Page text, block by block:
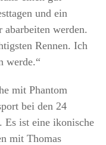
und ein
werden.
Rennen. Ich
werde.“
mit Phantom
bei den 24
Es ist eine ikonische
mit Thomas